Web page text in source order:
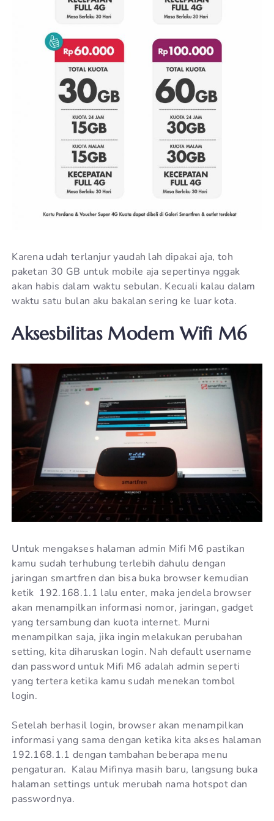
Karena udah terlanjur yaudah lah dipakai aja, toh
paketan 30 GB untuk mobile aja sepertinya nggak
akan habis dalam waktu sebulan. Kecuali kalau dalam
waktu satu bulan aku bakalan sering ke luar kota.
Aksesbilitas Modem Wifi M6
Untuk mengakses halaman admin Mifi M6 pastikan
kamu sudah terhubung terlebih dahulu dengan
jaringan smartfren dan bisa buka browser kemudian
ketik 192.168.1.1 lalu enter, maka jendela browser
akan menampilkan informasi nomor, jaringan, gadget
yang tersambung dan kuota internet. Murni
menampilkan saja, jika ingin melakukan perubahan
setting, kita diharuskan login. Nah default username
dan password untuk Mifi M6 adalah admin seperti
yang tertera ketika kamu sudah menekan tombol
login.
Setelah berhasil login, browser akan menampilkan
informasi yang sama dengan ketika kita akses halaman
192.168.1.1 dengan tambahan beberapa menu
pengaturan. Kalau Mifinya masih baru, langsung buka
halaman settings untuk merubah nama hotspot dan
passwordnya.